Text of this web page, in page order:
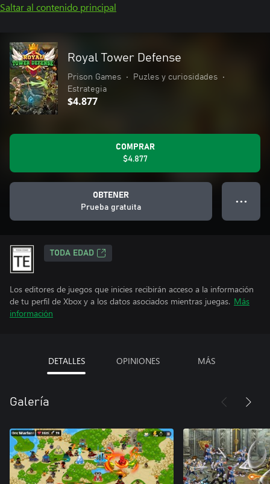
Saltar al contenido principal
Royal Tower Defense
Prison Games • Puzles y curiosidades
•
Estrategia
$4.877
COMPRAR
$4.877
OBTENER
Prueba gratuita
● ● ●
TODA EDAD
Los editores de juegos que inicies recibirán acceso a la información
de tu perfil de Xbox y a los datos asociados mientras juegas. Más
información
DETALLES OPINIONES MÁS
Galería